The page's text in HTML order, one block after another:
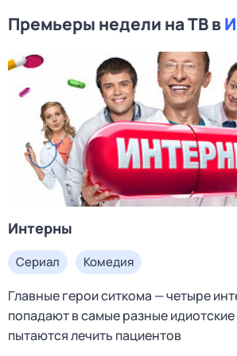
Премьеры недели на ТВ в
Интерны
Сериал Комедия
Главные герои ситкома — четыре
попадают в самые разные идиотские
пытаются лечить пациентов